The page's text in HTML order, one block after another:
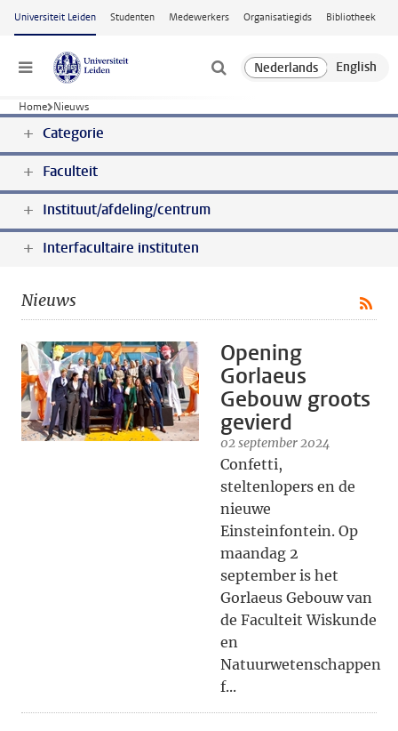
Ga naar hoofdinhoud
Universiteit Leiden Studenten Medewerkers Organisatiegids Bibliotheek
Menu
Home Nieuws
Categorie
Faculteit
Instituut/afdeling/centrum
Interfacultaire instituten
Nieuws
Opening
Gorlaeus
Gebouw groots
gevierd
02 september 2024
Confetti,
steltenlopers en de
nieuwe
Einsteinfontein. Op
maandag 2
september is het
Gorlaeus Gebouw van
de Faculteit Wiskunde
en
Natuurwetenschappen
f...